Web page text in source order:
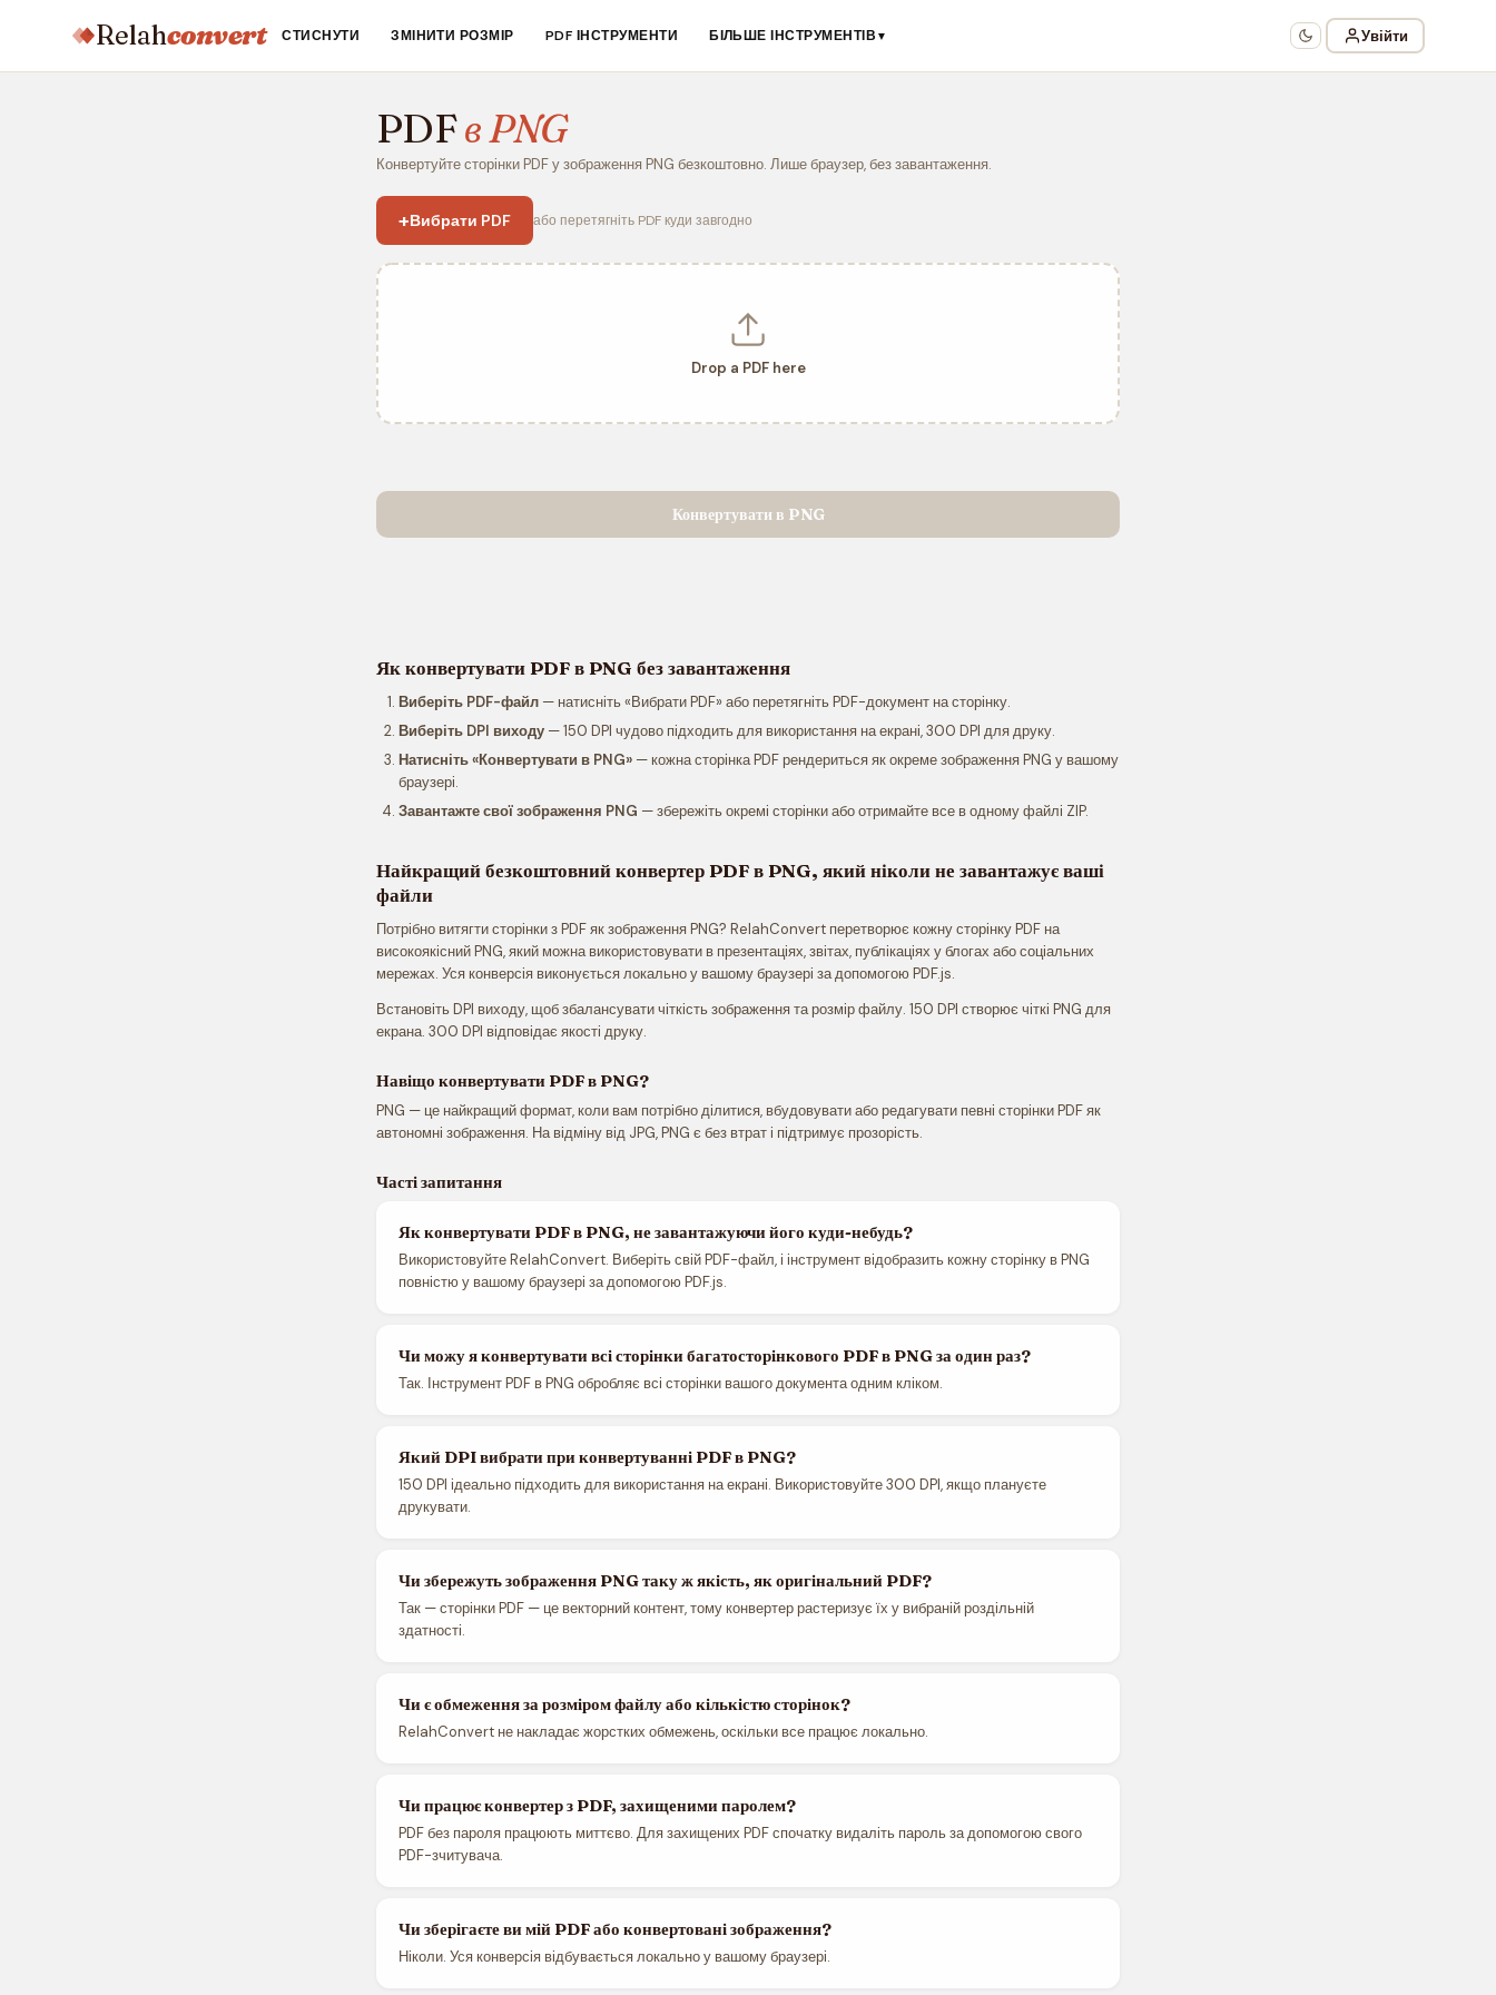
Relahconvert СТИСНУТИ ЗМІНИТИ РОЗМІР PDF ІНСТРУМЕНТИ БІЛЬШЕ ІНСТРУМЕНТІВ ▼ Увійти
PDFв PNG
Конвертуйте сторінки PDF у зображення PNG безкоштовно. Лише браузер, без завантаження.
+Вибрати PDF або перетягніть PDF куди завгодно
Drop a PDF here
Конвертувати в PNG
Як конвертувати PDF в PNG без завантаження
Виберіть PDF-файл — натисніть «Вибрати PDF» або перетягніть PDF-документ на сторінку.
Виберіть DPI виходу — 150 DPI чудово підходить для використання на екрані, 300 DPI для друку.
Натисніть «Конвертувати в PNG» — кожна сторінка PDF рендериться як окреме зображення PNG у вашому
браузері.
Завантажте свої зображення PNG — збережіть окремі сторінки або отримайте все в одному файлі ZIP.
Найкращий безкоштовний конвертер PDF в PNG, який ніколи не завантажує ваші
файли
Потрібно витягти сторінки з PDF як зображення PNG? RelahConvert перетворює кожну сторінку PDF на
високоякісний PNG, який можна використовувати в презентаціях, звітах, публікаціях у блогах або соціальних
мережах. Уся конверсія виконується локально у вашому браузері за допомогою PDF.js.
Встановіть DPI виходу, щоб збалансувати чіткість зображення та розмір файлу. 150 DPI створює чіткі PNG для
екрана. 300 DPI відповідає якості друку.
Навіщо конвертувати PDF в PNG?
PNG — це найкращий формат, коли вам потрібно ділитися, вбудовувати або редагувати певні сторінки PDF як
автономні зображення. На відміну від JPG, PNG є без втрат і підтримує прозорість.
Часті запитання
Як конвертувати PDF в PNG, не завантажуючи його куди-небудь?
Використовуйте RelahConvert. Виберіть свій PDF-файл, і інструмент відобразить кожну сторінку в PNG
повністю у вашому браузері за допомогою PDF.js.
Чи можу я конвертувати всі сторінки багатосторінкового PDF в PNG за один раз?
Так. Інструмент PDF в PNG обробляє всі сторінки вашого документа одним кліком.
Який DPI вибрати при конвертуванні PDF в PNG?
150 DPI ідеально підходить для використання на екрані. Використовуйте 300 DPI, якщо плануєте
друкувати.
Чи збережуть зображення PNG таку ж якість, як оригінальний PDF?
Так — сторінки PDF — це векторний контент, тому конвертер растеризує їх у вибраній роздільній
здатності.
Чи є обмеження за розміром файлу або кількістю сторінок?
RelahConvert не накладає жорстких обмежень, оскільки все працює локально.
Чи працює конвертер з PDF, захищеними паролем?
PDF без пароля працюють миттєво. Для захищених PDF спочатку видаліть пароль за допомогою свого
PDF-зчитувача.
Чи зберігаєте ви мій PDF або конвертовані зображення?
Ніколи. Уся конверсія відбувається локально у вашому браузері.